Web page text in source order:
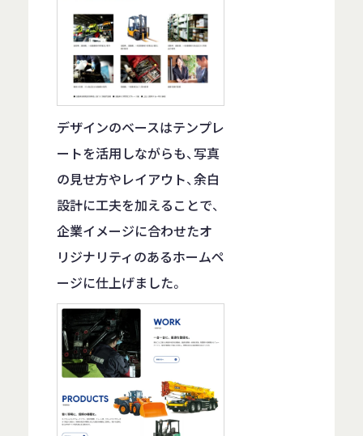
デザインのベースはテンプレ
ートを活用しながらも、写真
の見せ方やレイアウト、余白
設計に工夫を加えることで、
企業イメージに合わせたオ
リジナリティのあるホームペ
ージに仕上げました。